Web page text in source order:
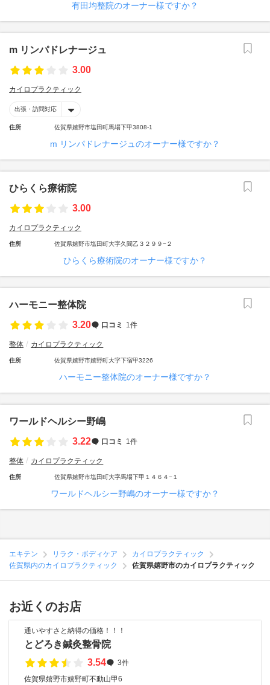
有田均整院のオーナー様ですか？
m リンパドレナージュ
3.00
カイロプラクティック
出張・訪問対応
住所 佐賀県嬉野市塩田町馬場下甲3808-1
m リンパドレナージュのオーナー様ですか？
ひらくら療術院
3.00
カイロプラクティック
住所 佐賀県嬉野市塩田町大字久間乙３２９９−２
ひらくら療術院のオーナー様ですか？
ハーモニー整体院
3.20
口コミ 1件
整体 カイロプラクティック
住所 佐賀県嬉野市嬉野町大字下宿甲3226
ハーモニー整体院のオーナー様ですか？
ワールドヘルシー野嶋
3.22
口コミ 1件
整体 カイロプラクティック
住所 佐賀県嬉野市塩田町大字馬場下甲１４６４−１
ワールドヘルシー野嶋のオーナー様ですか？
エキテン リラク・ボディケア
カイロプラクティック
佐賀県内のカイロプラクティック
佐賀県嬉野市のカイロプラクティック
お近くのお店
通いやすさと納得の価格！！！
とどろき鍼灸整骨院
3.54
3件
佐賀県嬉野市嬉野町不動山甲6